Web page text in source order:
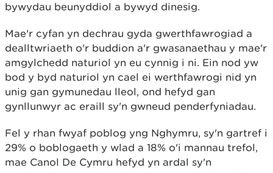
bywydau beunyddiol a bywyd dinesig.
Mae'r cyfan yn dechrau gyda gwerthfawrogiad a
dealltwriaeth o'r buddion a'r gwasanaethau y mae'r
amgylchedd naturiol yn eu cynnig i ni. Ein nod yw
bod y byd naturiol yn cael ei werthfawrogi nid yn
unig gan gymunedau lleol, ond hefyd gan
gynllunwyr ac eraill sy'n gwneud penderfyniadau.
Fel y rhan fwyaf poblog yng Nghymru, sy'n gartref i
29% o boblogaeth y wlad a 18% o'i mannau trefol,
mae Canol De Cymru hefyd yn ardal sy'n